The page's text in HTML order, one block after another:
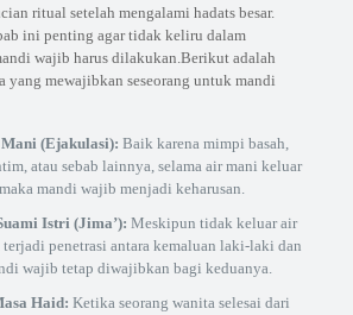
ritual setelah mengalami hadats besar.
ini penting agar tidak keliru dalam
wajib harus dilakukan.Berikut adalah
yang mewajibkan seseorang untuk mandi
(Ejakulasi): Baik karena mimpi basah,
atau sebab lainnya, selama air mani keluar
mandi wajib menjadi keharusan.
Istri (Jima’): Meskipun tidak keluar air
penetrasi antara kemaluan laki-laki dan
wajib tetap diwajibkan bagi keduanya.
Haid: Ketika seorang wanita selesai dari